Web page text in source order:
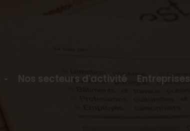
Nos secteurs d'activité Entreprises